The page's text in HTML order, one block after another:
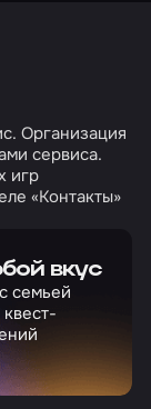
на сайт
Организация
сервиса.
игр
«Контакты»
вкус
семьей